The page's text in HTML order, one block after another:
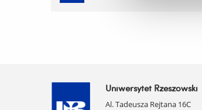
Uniwersytet Rzeszowski
Al. Tadeusza Rejtana 16C